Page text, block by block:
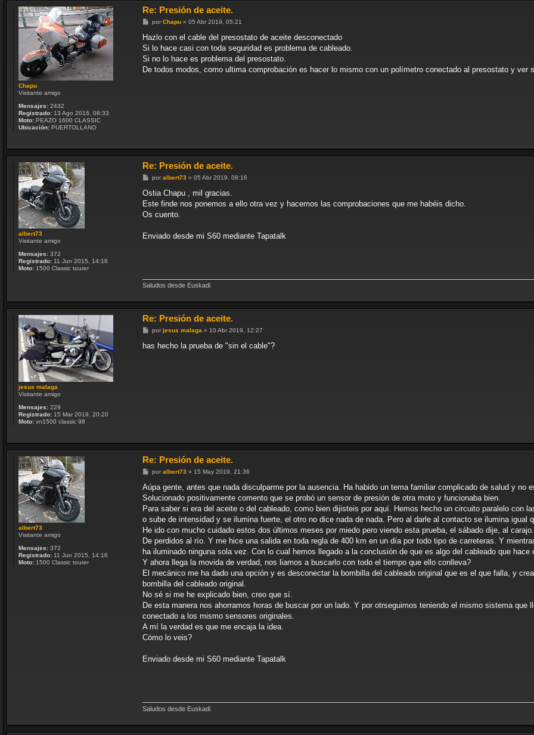
Chapu
Visitante amigo
Mensajes: 2432
Registrado: 13 Ago 2016, 08:33
Moto: PEAZO 1600 CLASSIC
Ubicación: PUERTOLLANO
Re: Presión de aceite.
M
n
a
por Chapu» 05 Abr 2019, 05:21
Hazlo con el cable del presostato de aceite desconectado
Si lo hace casi con toda seguridad es problema de cableado.
Si no lo hace es problema del presostato.
De todos modos, como ultima comprobación es hacer lo mismo con un polímetro conectado al presostato y ver
albert73
Visitante amigo
Mensajes: 372
Registrado: 11 Jun 2015, 14:16
Moto: 1500 Classic tourer
Re: Presión de aceite.
M
n
a
j
por albert73» 05 Abr 2019, 08:16
Ostia Chapu , mil gracias.
Este finde nos ponemos a ello otra vez y hacemos las comprobaciones que me habéis dicho.
Os cuento.
Enviado desde mi S60 mediante Tapatalk
Saludos desde Euskadi
jesus malaga
Visitante amigo
Mensajes: 229
Registrado: 15 Mar 2019, 20:20
Moto: vn1500 classic 98
Re: Presión de aceite.
M
n
por jesus malaga » 10 Abr 2019, 12:27
has hecho la prueba de "sin el cable"?
albert73
Visitante amigo
Mensajes: 372
Registrado: 11 Jun 2015, 14:16
Moto: 1500 Classic tourer
Re: Presión de aceite.
M
n
s
a
j
por albert73» 15 May 2019, 21:36
Aúpa gente, antes que nada disculparme por la ausencia. Ha habido un tema familiar complicado de salud y no
Solucionado positivamente comento que se probó un sensor de presión de otra moto y funcionaba bien.
Para saber si era del aceite o del cableado, como bien dijisteis por aquí. Hemos hecho un circuito paralelo con
o sube de intensidad y se ilumina fuerte, el otro no dice nada de nada. Pero al darle al contacto se ilumina igual
He ido con mucho cuidado estos dos últimos meses por miedo pero viendo esta prueba, el sábado dije, al carajo.
De perdidos al río. Y me hice una salida en toda regla de 400 km en un día por todo tipo de carreteras. Y
ha iluminado ninguna sola vez. Con lo cual hemos llegado a la conclusión de que es algo del cableado que hace
Y ahora llega la movida de verdad, nos liamos a buscarlo con todo el tiempo que ello conlleva?
El mecánico me ha dado una opción y es desconectar la bombilla del cableado original que es el que falla, y
bombilla del cableado original.
No sé si me he explicado bien, creo que sí.
De esta manera nos ahorramos horas de buscar por un lado. Y por otrseguimos teniendo el mismo sistema
conectado a los mismo sensores originales.
A mí la verdad es que me encaja la idea.
Cómo lo veis?
Enviado desde mi S60 mediante Tapatalk
Saludos desde Euskadi